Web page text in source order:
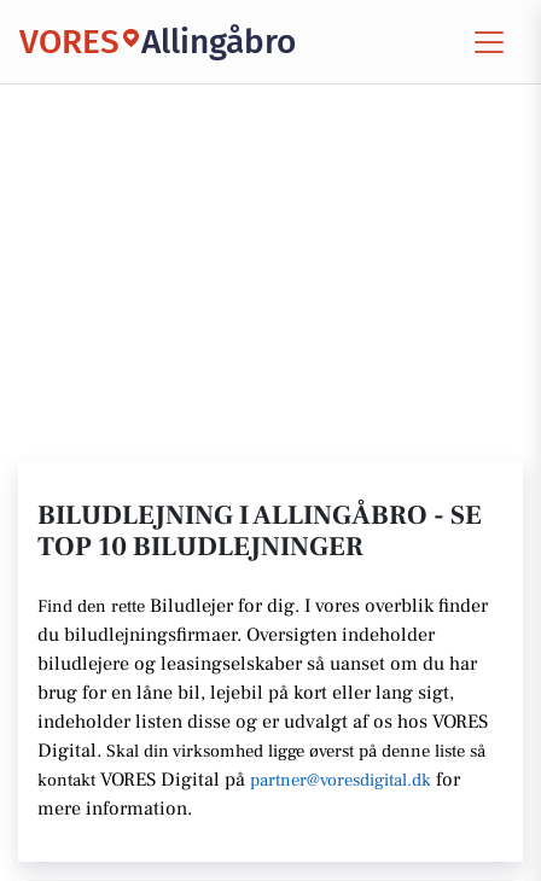
VORES Allingåbro
BILUDLEJNING I ALLINGÅBRO - SE
TOP 10 BILUDLEJNINGER
Find den rette Biludlejer for dig. I vores overblik finder
du biludlejningsfirmaer. Oversigten indeholder
biludlejere og leasingselskaber så uanset om du har
brug for en låne bil, lejebil på kort eller lang sigt,
indeholder listen disse og er udvalgt af os hos VORES
Digital. Skal din virksomhed ligge øverst på denne liste så
kontakt VORES Digital på partner@voresdigital.dk for
mere information.